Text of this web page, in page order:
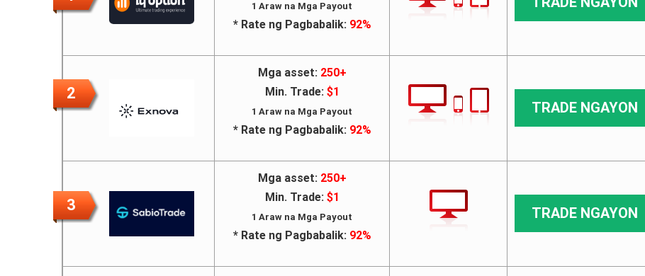
1 Araw na Mga Payout
* Rate ng Pagbabalik: 92%
2
Mga asset:250+
Min. Trade: $1
1 Araw na Mga Payout
* Rate ng Pagbabalik: 92%
TRADE NGAYON
3
Mga asset:250+
Min. Trade: $1
1 Araw na Mga Payout
* Rate ng Pagbabalik: 92%
TRADE NGAYON